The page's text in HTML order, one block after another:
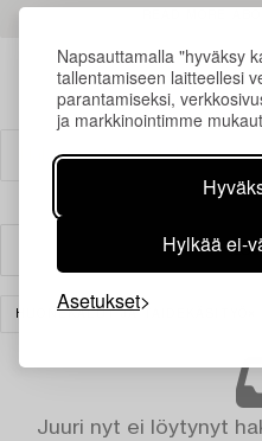
Napsauttamalla "hyväksy
tallentamiseen laitteellesi
parantamiseksi,
ja markkinointimme
Hylkää ei-
Asetukset
HUONEKALUT JA TAIDEKÄSITYÖ
Juuri nyt ei löytynyt